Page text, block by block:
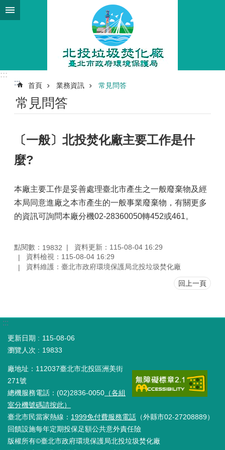
跳到主要內容區塊
:::
:::
首頁 業務資訊 常見問答
常見問答
〔一般〕北投焚化廠主要工作是什
麼?
本廠主要工作是妥善處理臺北市產生之一般廢棄物及經
本局同意進廠之本市產生的一般事業廢棄物，有關更多
的資訊可詢問本廠分機02-28360050轉452或461。
點閱數： 19832
資料更新：115-08-04 16:29
資料檢視：115-08-04 16:29
資料維護：臺北市政府環境保護局北投垃圾焚化廠
回上一頁
:::
更新日期
115-08-06
瀏覽人次
19833
廠地址：112037臺北市北投區洲美街
271號
總機服務電話：(02)2836-0050 （各組
室分機號碼請按此）
臺北市民當家熱線： 1999免付費服務電話 （外縣市02-27208889）
回饋設施每年定期投保足額公共意外責任險
版權所有©臺北市政府環境保護局北投垃圾焚化廠